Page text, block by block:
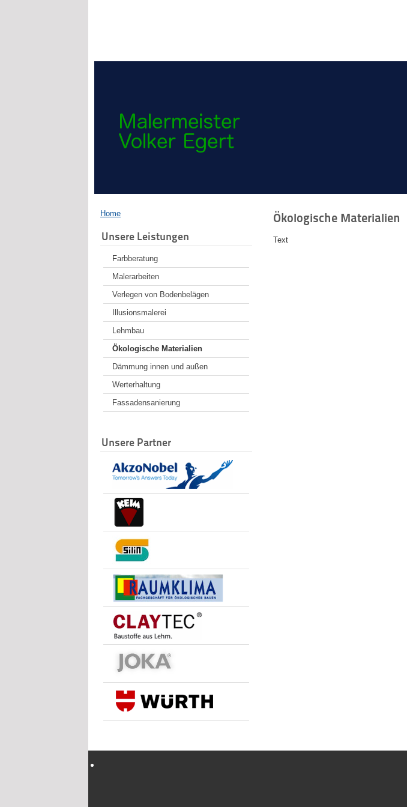
Home
Unsere Leistungen
Farbberatung
Malerarbeiten
Verlegen von Bodenbelägen
Illusionsmalerei
Lehmbau
Ökologische Materialien
Dämmung innen und außen
Werterhaltung
Fassadensanierung
Unsere Partner
Ökologische Materialien
Text